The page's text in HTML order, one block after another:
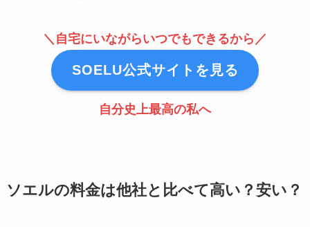
＼自宅にいながらいつでもできるから／
SOELU公式サイトを見る
自分史上最高の私へ
ソエルの料金は他社と比べて高い？安い？